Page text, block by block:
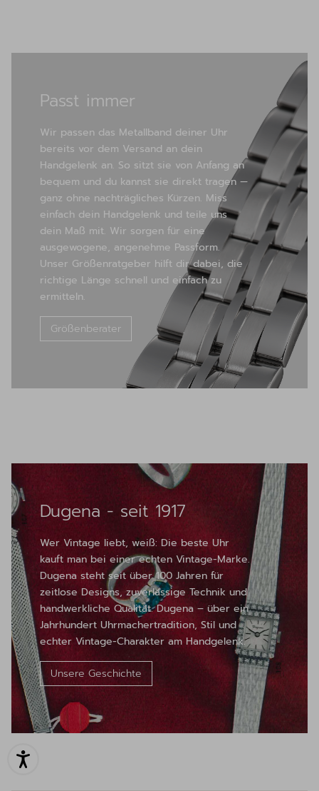
Passt immer
Wir passen das Metallband deiner Uhr
bereits vor dem Versand an dein
Handgelenk an. So sitzt sie von Anfang an
bequem und du kannst sie direkt tragen —
ganz ohne nachträgliches Kürzen. Miss
einfach dein Handgelenk und teile uns
dein Maß mit. Wir sorgen für eine
ausgewogene, angenehme Passform.
Unser Größenratgeber hilft dir dabei, die
richtige Länge schnell und einfach zu
ermitteln.
Größenberater
Dugena - seit 1917
Wer Vintage liebt, weiß: Die beste Uhr
kauft man bei einer echten Vintage-Marke.
Dugena steht seit über 100 Jahren für
zeitlose Designs, zuverlässige Technik und
handwerkliche Qualität. Dugena – über ein
Jahrhundert Uhrmachertradition, Stil und
echter Vintage-Charakter am Handgelenk.
Unsere Geschichte